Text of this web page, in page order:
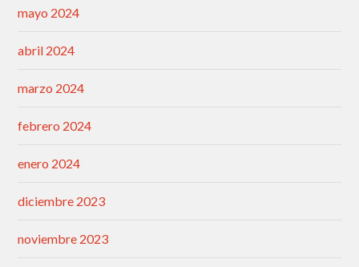
mayo 2024
abril 2024
marzo 2024
febrero 2024
enero 2024
diciembre 2023
noviembre 2023